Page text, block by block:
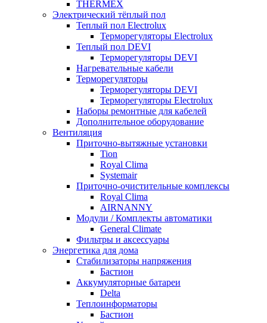
THERMEX
Электрический тёплый пол
Теплый пол Electrolux
Терморегуляторы Electrolux
Теплый пол DEVI
Терморегуляторы DEVI
Нагревательные кабели
Терморегуляторы
Терморегуляторы DEVI
Терморегуляторы Electrolux
Наборы ремонтные для кабелей
Дополнительное оборудование
Вентиляция
Приточно-вытяжные установки
Tion
Royal Clima
Systemair
Приточно-очистительные комплексы
Royal Clima
AIRNANNY
Модули / Комплекты автоматики
General Climate
Фильтры и аксессуары
Энергетика для дома
Стабилизаторы напряжения
Бастион
Аккумуляторные батареи
Delta
Теплоинформаторы
Бастион